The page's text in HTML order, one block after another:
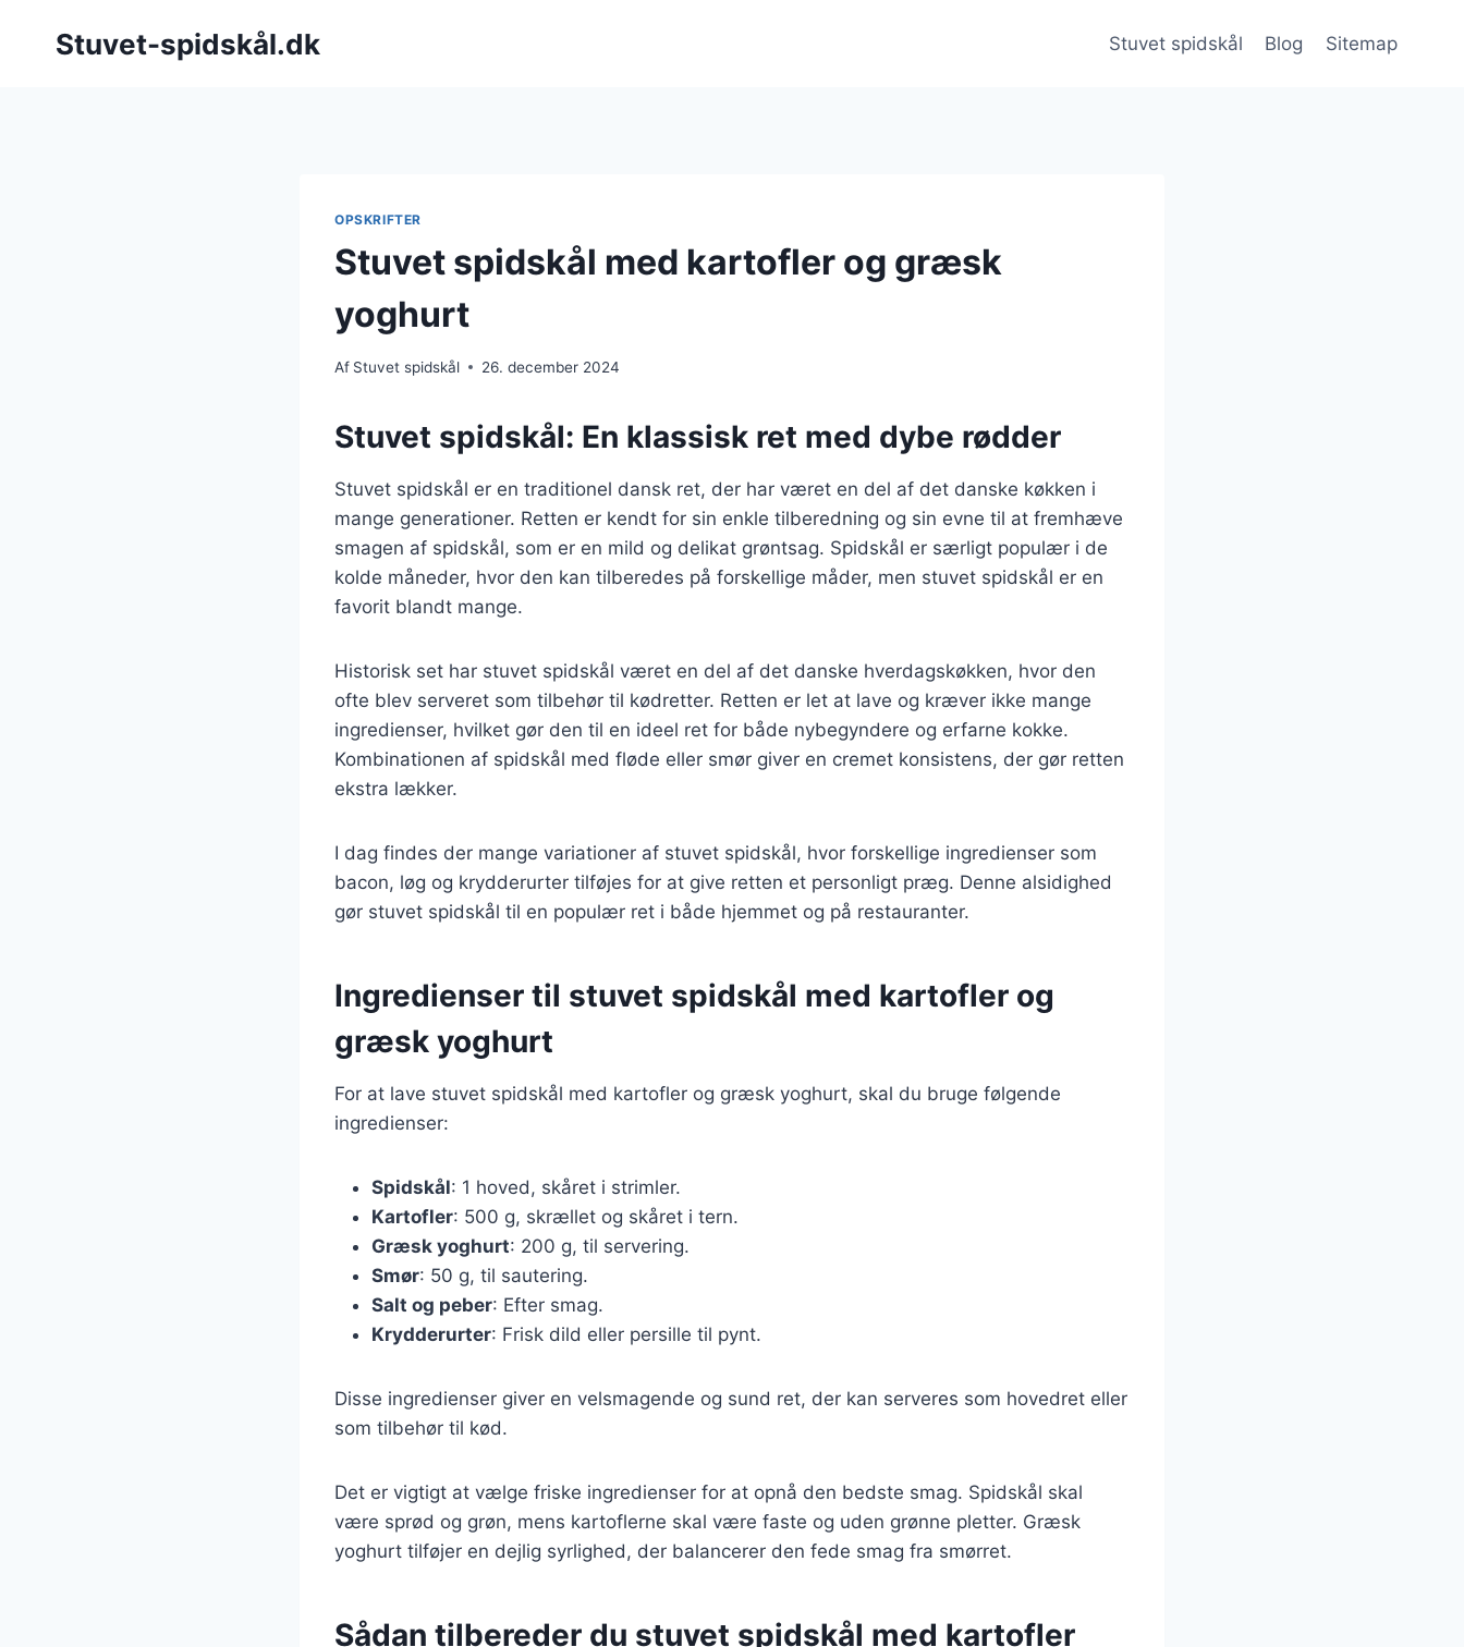
Stuvet-spidskål.dk Stuvet spidskål Blog Sitemap
OPSKRIFTER
Stuvet spidskål med kartofler og græsk
yoghurt
Af Stuvet spidskål 26. december 2024
Stuvet spidskål: En klassisk ret med dybe rødder
Stuvet spidskål er en traditionel dansk ret, der har været en del af det danske køkken i
mange generationer. Retten er kendt for sin enkle tilberedning og sin evne til at fremhæve
smagen af spidskål, som er en mild og delikat grøntsag. Spidskål er særligt populær i de
kolde måneder, hvor den kan tilberedes på forskellige måder, men stuvet spidskål er en
favorit blandt mange.
Historisk set har stuvet spidskål været en del af det danske hverdagskøkken, hvor den
ofte blev serveret som tilbehør til kødretter. Retten er let at lave og kræver ikke mange
ingredienser, hvilket gør den til en ideel ret for både nybegyndere og erfarne kokke.
Kombinationen af spidskål med fløde eller smør giver en cremet konsistens, der gør retten
ekstra lækker.
I dag findes der mange variationer af stuvet spidskål, hvor forskellige ingredienser som
bacon, løg og krydderurter tilføjes for at give retten et personligt præg. Denne alsidighed
gør stuvet spidskål til en populær ret i både hjemmet og på restauranter.
Ingredienser til stuvet spidskål med kartofler og
græsk yoghurt
For at lave stuvet spidskål med kartofler og græsk yoghurt, skal du bruge følgende
ingredienser:
Spidskål: 1 hoved, skåret i strimler.
Kartofler: 500 g, skrællet og skåret i tern.
Græsk yoghurt: 200 g, til servering.
Smør: 50 g, til sautering.
Salt og peber: Efter smag.
Krydderurter: Frisk dild eller persille til pynt.
Disse ingredienser giver en velsmagende og sund ret, der kan serveres som hovedret eller
som tilbehør til kød.
Det er vigtigt at vælge friske ingredienser for at opnå den bedste smag. Spidskål skal
være sprød og grøn, mens kartoflerne skal være faste og uden grønne pletter. Græsk
yoghurt tilføjer en dejlig syrlighed, der balancerer den fede smag fra smørret.
Sådan tilbereder du stuvet spidskål med kartofler